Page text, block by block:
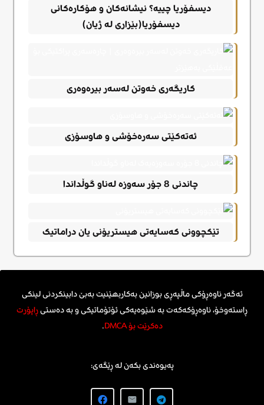
دیسفۆریا چییە؟ نیشانەکان و هۆکارەکانی
دیسفۆریا(بێزاری لە ژیان)
کاریگەری خەوتن لەسەر بیرەوەری
ئەتەکێتی سەرەخۆشی و هاوسۆزی
چاندنی 8 جۆر سەوزە لەناو گوڵداندا
تێکچوونی کەسایەتی هیستریۆنی یان دراماتیک
ئەگەر ناوەڕۆکی ماڵپەڕی بوزانین بەکاربهێنیت بەبێ دابینکردنی لینکی
ڕاستەوخۆ، ناوەڕۆکەکەت بە شێوەیەکی ئۆتۆماتیکی و بە دەستیڕاپۆرت
دەکرێت بۆ DMCA
.
پەیوەندی بکەن لە ڕێگەی: